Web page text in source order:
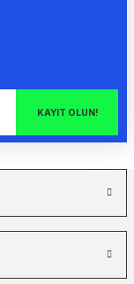
KAYIT OLUN!